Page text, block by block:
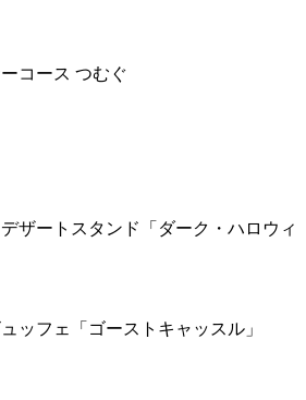
コース つむぐ
ザートスタンド「ダーク・ハロウィ
ッフェ「ゴーストキャッスル」